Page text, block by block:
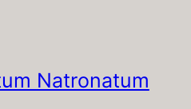
Natronatum